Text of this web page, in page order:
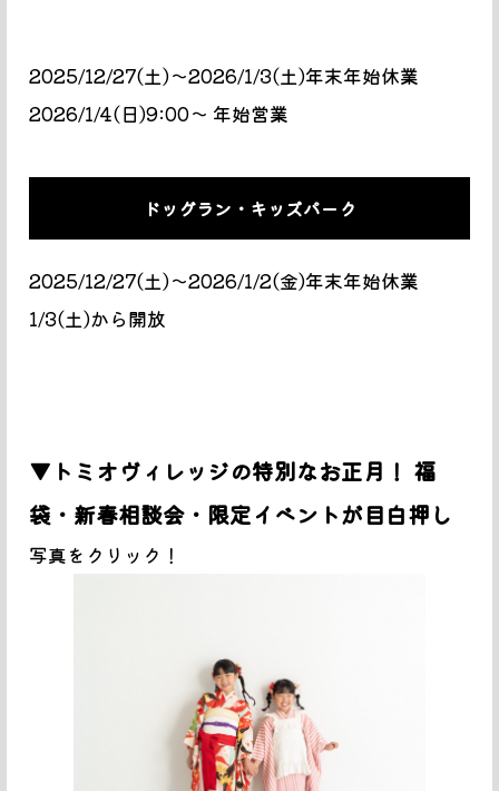
2025/12/27(土)〜2026/1/3(土)年末年始休業
2026/1/4(日)9:00〜 年始営業
ドッグラン・キッズパーク
2025/12/27(土)〜2026/1/2(金)年末年始休業
1/3(土)から開放
▼トミオヴィレッジの特別なお正月！ 福
袋・新春相談会・限定イベントが目白押し
写真をクリック！